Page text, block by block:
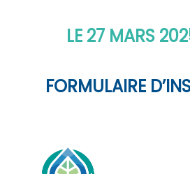
LE 27 MARS
FORMULAIRE